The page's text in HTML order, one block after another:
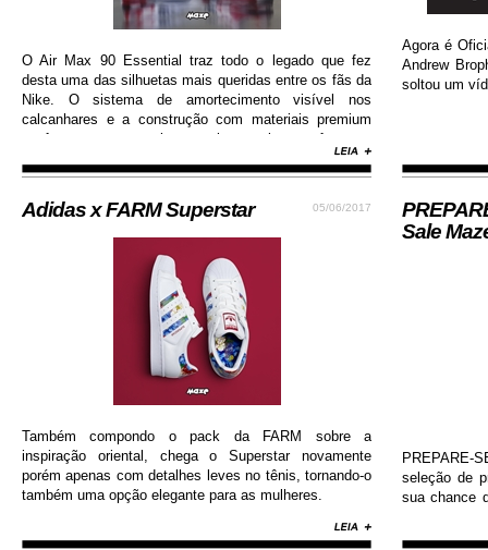
O Air Max 90 Essential traz todo o legado que fez
desta uma das silhuetas mais queridas entre os fãs da
Nike. O sistema de amortecimento visível nos
calcanhares e a construção com materiais premium
conferem ao sneaker muito mais conforto e
durabilidade, além de contar com colorway estilosa e
moderna...
05/06/2017
Adidas x FARM Superstar
Também compondo o pack da FARM sobre a
inspiração oriental, chega o Superstar novamente
porém apenas com detalhes leves no tênis, tornando-o
também uma opção elegante para as mulheres.
Agora é
Andrew
soltou um
Sale
PREPARE-
seleção de
sua chance
Diamond,